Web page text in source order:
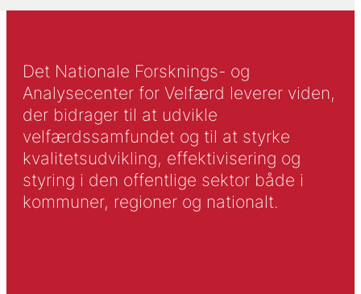
Det Nationale Forsknings- og
Analysecenter for Velfærd leverer viden,
der bidrager til at udvikle
velfærdssamfundet og til at styrke
kvalitetsudvikling, effektivisering og
styring i den offentlige sektor både i
kommuner, regioner og nationalt.